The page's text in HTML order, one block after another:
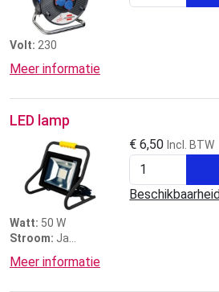
Volt: 230
Meer informatie
LED lamp
€ 6,50 Incl. BTW
Watt: 50 W
Stroom: Ja
3 dagen €6,50
Meer informatie